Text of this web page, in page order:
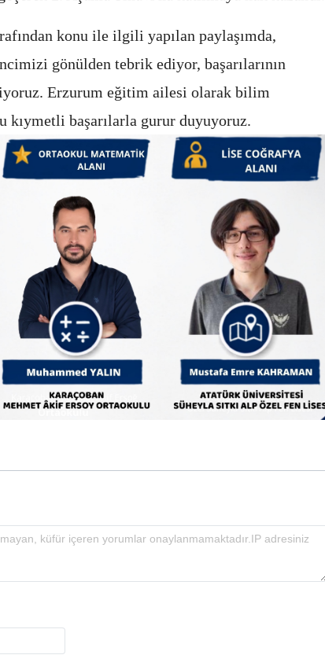
konu ile ilgili yapılan paylaşımda,
gönülden tebrik ediyor, başarılarının
Erzurum eğitim ailesi olarak bilim
kıymetli başarılarla gurur duyuyoruz.